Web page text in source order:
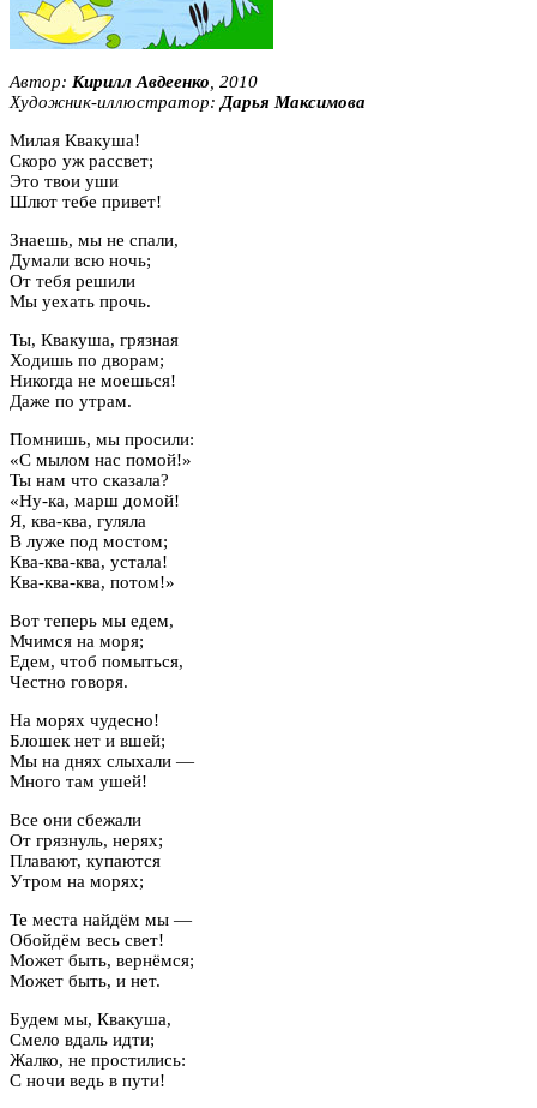
Автор: Кирилл Авдеенко, 2010
Художник-иллюстратор:Дарья Максимова
Милая Квакуша!
Скоро уж рассвет;
Это твои уши
Шлют тебе привет!
Знаешь, мы не спали,
Думали всю ночь;
От тебя решили
Мы уехать прочь.
Ты, Квакуша, грязная
Ходишь по дворам;
Никогда не моешься!
Даже по утрам.
Помнишь, мы просили:
«С мылом нас помой!»
Ты нам что сказала?
«Ну-ка, марш домой!
Я, ква-ква, гуляла
В луже под мостом;
Ква-ква-ква, устала!
Ква-ква-ква, потом!»
Вот теперь мы едем,
Мчимся на моря;
Едем, чтоб помыться,
Честно говоря.
На морях чудесно!
Блошек нет и вшей;
Мы на днях слыхали —
Много там ушей!
Все они сбежали
От грязнуль, нерях;
Плавают, купаются
Утром на морях;
Те места найдём мы —
Обойдём весь свет!
Может быть, вернёмся;
Может быть, и нет.
Будем мы, Квакуша,
Смело вдаль идти;
Жалко, не простились:
С ночи ведь в пути!